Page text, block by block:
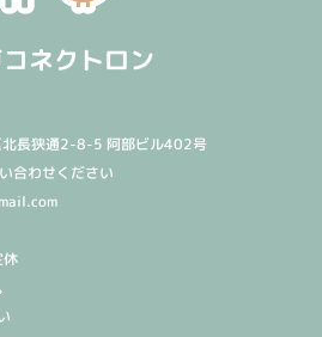
ネクトロン
長狭通2-8-5 阿部ビル402号
合わせください